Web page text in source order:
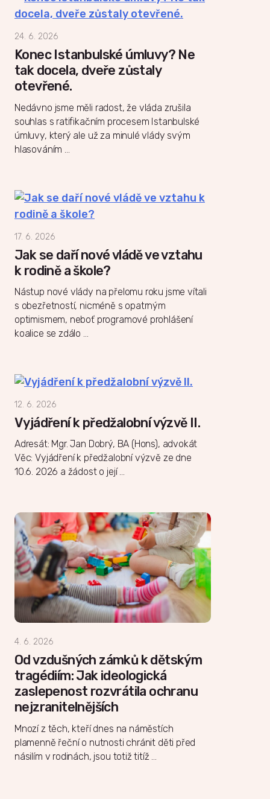
Konec Istanbulské úmluvy? Ne
tak docela, dveře zůstaly
otevřené.
24. 6. 2026
Nedávno jsme měli radost, že vláda zrušila
souhlas s ratifikačním procesem Istanbulské
úmluvy, který ale už za minulé vlády svým
hlasováním …
Jak se daří nové vládě ve vztahu
k rodině a škole?
17. 6. 2026
Nástup nové vlády na přelomu roku jsme vítali
s obezřetností, nicméně s opatrným
optimismem, neboť programové prohlášení
koalice se zdálo …
Vyjádření k předžalobní výzvě II.
12. 6. 2026
Adresát: Mgr. Jan Dobrý, BA (Hons), advokát
Věc: Vyjádření k předžalobní výzvě ze dne
10.6. 2026 a žádost o její …
Od vzdušných zámků k dětským
tragédiím: Jak ideologická
zaslepenost rozvrátila ochranu
nejzranitelnějších
4. 6. 2026
Mnozí z těch, kteří dnes na náměstích
plamenně řeční o nutnosti chránit děti před
násilím v rodinách, jsou totiž titíž …